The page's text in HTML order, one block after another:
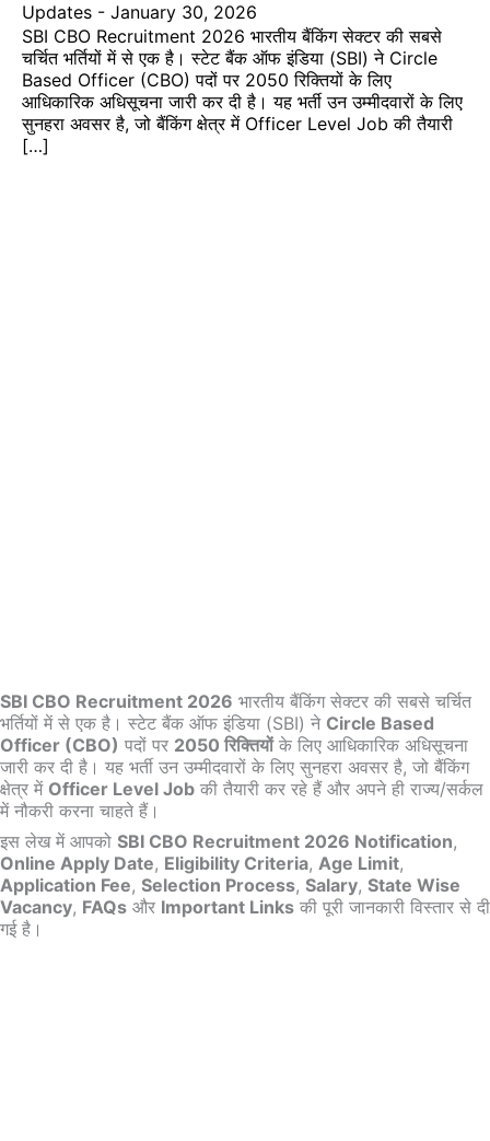
Updates - January 30, 2026
SBI CBO Recruitment 2026 भारतीय बैंकिंग सेक्टर की सबसे
चर्चित भर्तियों में से एक है। स्टेट बैंक ऑफ इंडिया (SBI) ने Circle
Based Officer (CBO) पदों पर 2050 रिक्तियों के लिए
आधिकारिक अधिसूचना जारी कर दी है। यह भर्ती उन उम्मीदवारों के लिए
सुनहरा अवसर है, जो बैंकिंग क्षेत्र में Officer Level Job की तैयारी
[…]
SBI CBO Recruitment 2026 भारतीय बैंकिंग सेक्टर की सबसे चर्चित
भर्तियों में से एक है। स्टेट बैंक ऑफ इंडिया (SBI) ने Circle Based
Officer (CBO) पदों पर 2050 रिक्तियोंके लिए आधिकारिक अधिसूचना
जारी कर दी है। यह भर्ती उन उम्मीदवारों के लिए सुनहरा अवसर है, जो बैंकिंग
क्षेत्र में Officer Level Job की तैयारी कर रहे हैं और अपने ही राज्य/सर्कल
में नौकरी करना चाहते हैं।
इस लेख में आपको SBI CBO Recruitment 2026 Notification,
Online Apply Date, Eligibility Criteria, Age Limit,
Application Fee, Selection Process, Salary, State Wise
Vacancy, FAQs और Important Links की पूरी जानकारी विस्तार से दी
गई है।